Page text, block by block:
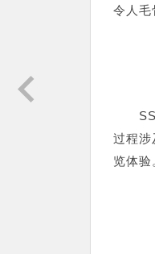
令人毛
过程涉
览体验